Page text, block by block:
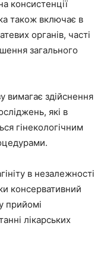
консистенції
також включає в
органів, часті
загального
вимагає здійснення
які в
гінекологічним
в незалежності
консервативний
прийомі
лікарських